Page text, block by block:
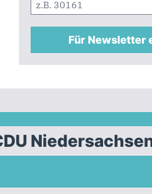
Für Newsletter